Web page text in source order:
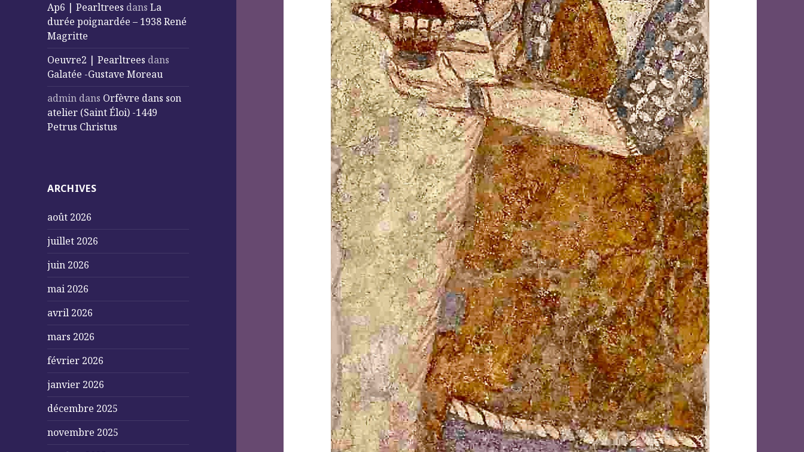
Ap6 | Pearltrees dansLa
durée poignardée – 1938 René
Magritte
Oeuvre2 | Pearltrees dans
Galatée -Gustave Moreau
admin dans Orfèvre dans son
atelier (Saint Éloi) -1449
Petrus Christus
ARCHIVES
août 2026
juillet 2026
juin 2026
mai 2026
avril 2026
mars 2026
février 2026
janvier 2026
décembre 2025
novembre 2025